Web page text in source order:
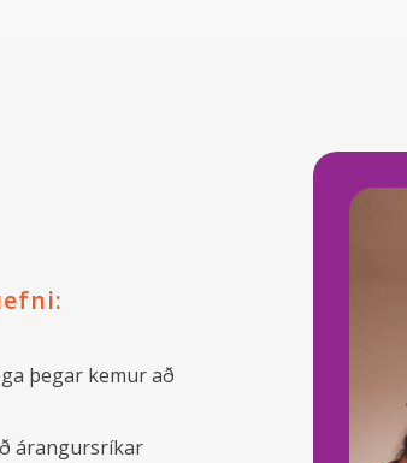
þegar kemur að
árangursríkar